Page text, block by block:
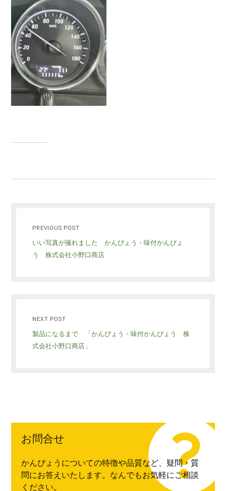
PREVIOUS POST
いい写真が撮れました かんぴょう・味付かんぴょ
う 株式会社小野口商店
NEXT POST
製品になるまで 「かんぴょう・味付かんぴょう 株
式会社小野口商店」
お問合せ
かんぴょうについての特徴や品質など、疑問・質
問にお答えいたします。なんでもお気軽にご相談
ください。